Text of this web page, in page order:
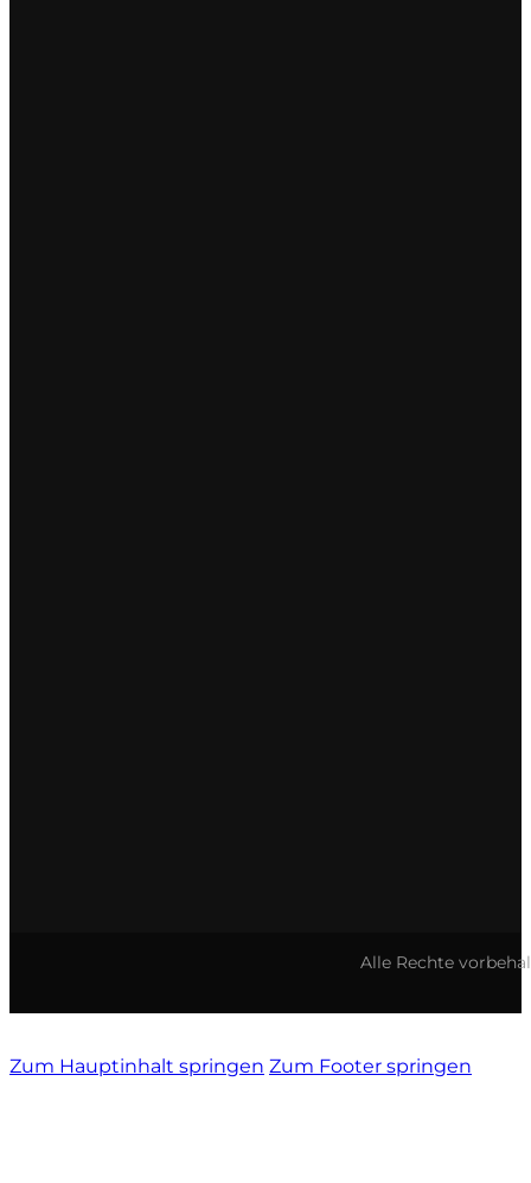
Alle Rechte
Zum Hauptinhalt springen Zum Footer springen